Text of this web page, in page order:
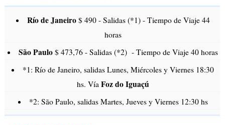
Río de Janeiro$ 490 - Salidas (*1) - Tiempo de Viaje 44
horas
São Paulo $ 473,76 - Salidas (*2) - Tiempo de Viaje 40 horas
*1: Río de Janeiro, salidas Lunes, Miércoles y Viernes 18:30
hs. Vía Foz do Iguaçú
*2: São Paulo, salidas Martes, Jueves y Viernes 12:30 hs